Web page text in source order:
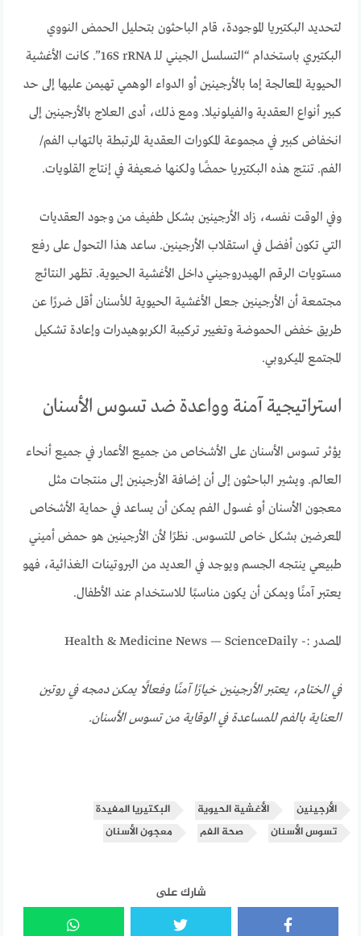
لتحديد البكتيريا الموجودة، قام الباحثون بتحليل الحمض النووي
البكتيري باستخدام “التسلسل الجيني للـ 16S rRNA”. كانت الأغشية
الحيوية المعالجة إما بالأرجينين أو الدواء الوهمي تهيمن عليها إلى حد
كبير أنواع العقدية والفيلونيلا. ومع ذلك، أدى العلاج بالأرجينين إلى
انخفاض كبير في مجموعة المكورات العقدية المرتبطة بالتهاب الفم/
الفم. تنتج هذه البكتيريا حمضًا ولكنها ضعيفة في إنتاج القلويات.
وفي الوقت نفسه، زاد الأرجينين بشكل طفيف من وجود العقديات
التي تكون أفضل في استقلاب الأرجينين. ساعد هذا التحول على رفع
مستويات الرقم الهيدروجيني داخل الأغشية الحيوية. تظهر النتائج
مجتمعة أن الأرجينين جعل الأغشية الحيوية للأسنان أقل ضررًا عن
طريق خفض الحموضة وتغيير تركيبة الكربوهيدرات وإعادة تشكيل
المجتمع الميكروبي.
استراتيجية آمنة وواعدة ضد تسوس الأسنان
يؤثر تسوس الأسنان على الأشخاص من جميع الأعمار في جميع أنحاء
العالم. ويشير الباحثون إلى أن إضافة الأرجينين إلى منتجات مثل
معجون الأسنان أو غسول الفم يمكن أن يساعد في حماية الأشخاص
المعرضين بشكل خاص للتسوس. نظرًا لأن الأرجينين هو حمض أميني
طبيعي ينتجه الجسم ويوجد في العديد من البروتينات الغذائية، فهو
يعتبر آمنًا ويمكن أن يكون مناسبًا للاستخدام عند الأطفال.
المصدر :- Health & Medicine News — ScienceDaily
في الختام، يعتبر الأرجينين خيارًا آمنًا وفعالًا يمكن دمجه في روتين
العناية بالفم للمساعدة في الوقاية من تسوس الأسنان.
الأرجينين الأغشية الحيوية
البكتيريا المفيدة
تسوس الأسنان
صحة الفم معجون الأسنان
شارك على